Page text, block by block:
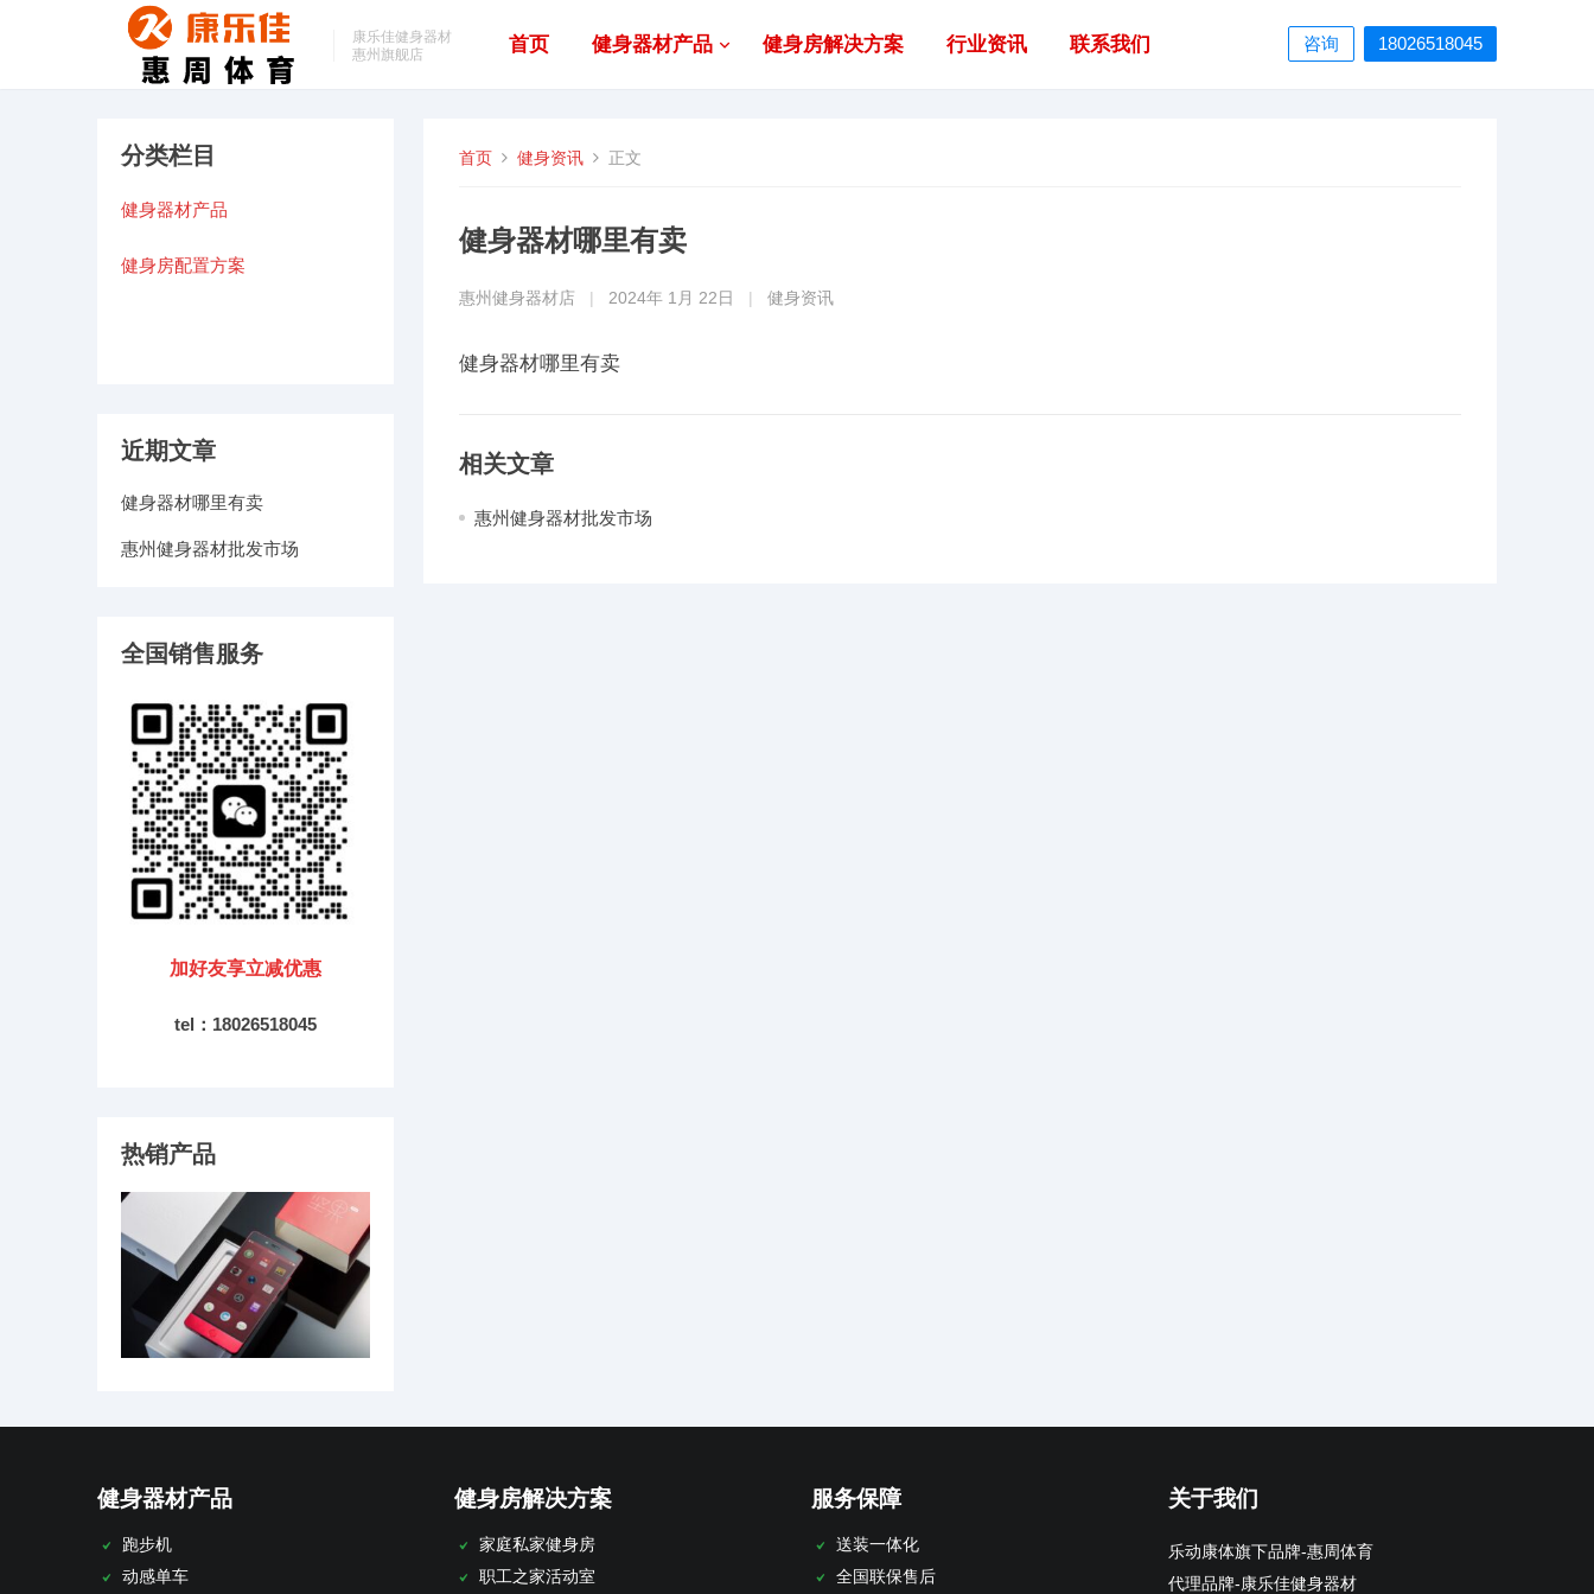
康乐佳健身器材
惠州旗舰店
首页 健身器材产品 健身房解决方案 行业资讯 联系我们 咨询 18026518045
首页 健身资讯 正文
健身器材哪里有卖
惠州健身器材店 2024年 1月 22日 健身资讯
健身器材哪里有卖
相关文章
惠州健身器材批发市场
分类栏目
健身器材产品
健身房配置方案
近期文章
健身器材哪里有卖
惠州健身器材批发市场
全国销售服务
加好友享立减优惠
tel：18026518045
热销产品
健身器材产品
跑步机
动感单车
健身房解决方案
家庭私家健身房
职工之家活动室
服务保障
送装一体化
全国联保售后
关于我们
乐动康体旗下品牌-惠周体育
代理品牌-康乐佳健身器材